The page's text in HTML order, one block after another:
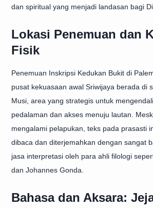
dan spiritual yang menjadi landasan bagi
Lokasi Penemuan dan
Fisik
Penemuan Inskripsi Kedukan Bukit di
pusat kekuasaan awal Sriwijaya berada di
Musi, area yang strategis untuk
pedalaman dan akses menuju lautan.
mengalami pelapukan, teks pada prasasti
dibaca dan diterjemahkan dengan sangat
jasa interpretasi oleh para ahli filologi
dan Johannes Gonda.
Bahasa dan Aksara: